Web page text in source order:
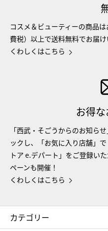
コスメ＆ビューティーの商品
費税）以上で送料無料でお届け
くわしくはこちら
お得
「西武・そごうからのお知ら
ックし、「お気に入り店舗」
トア e.デパート」をご登録い
ペーンも開催！
くわしくはこちら
カテゴリー